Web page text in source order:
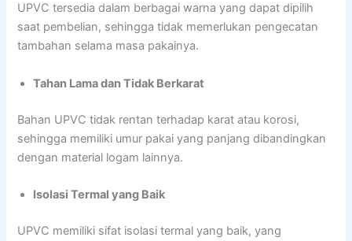
UPVC tersedia dalam berbagai warna yang dapat dipilih
saat pembelian, sehingga tidak memerlukan pengecatan
tambahan selama masa pakainya.
Tahan Lama dan Tidak Berkarat
Bahan UPVC tidak rentan terhadap karat atau korosi,
sehingga memiliki umur pakai yang panjang dibandingkan
dengan material logam lainnya.
Isolasi Termal yang Baik
UPVC memiliki sifat isolasi termal yang baik, yang